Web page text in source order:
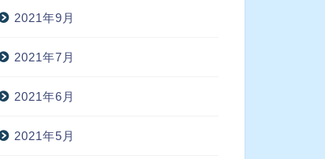
2021年9月
2021年7月
2021年6月
2021年5月